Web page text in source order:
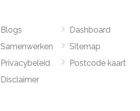
Blogs
Samenwerken
Privacybeleid
Disclaimer
Dashboard
Sitemap
Postcode kaart